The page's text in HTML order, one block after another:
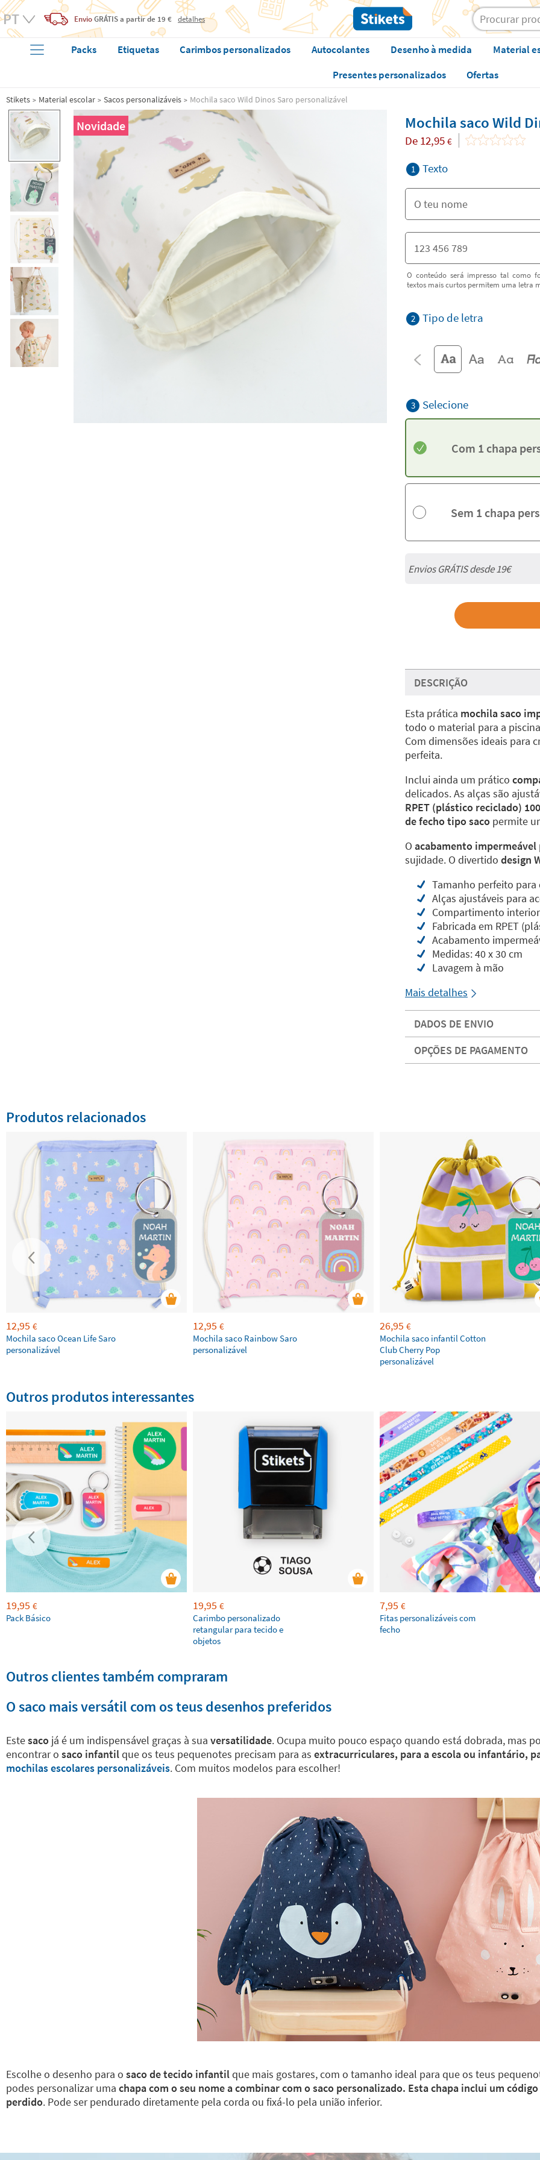
EnvioGRÁTISa partir de 19 € detalhes
Packs Etiquetas Carimbos personalizados Autocolantes Desenho à medida Material
Presentes personalizados
Ofertas
Stikets Material escolar Sacos personalizáveis Mochila saco Wild Dinos Saro personalizável
Novidade Mochila saco Wild
De 12,95 €
1 Texto
O conteúdo será impresso tal como
textos mais curtos permitem uma letra
2 Tipo de letra
3 Selecione
Com 1 chapa
Sem 1 chapa
Envios GRÁTIS desde 19€
DESCRIÇÃO
Esta prática mochila saco
todo o material para a
Com dimensões ideais para
perfeita.
Inclui ainda um prático
delicados. As alças são
RPET (plástico reciclado)
de fecho tipo saco permite
O acabamento impermeável
sujidade. O divertido design
Tamanho perfeito para
Alças ajustáveis para
Compartimento
Fabricada em RPET
Acabamento
Medidas: 40 x 30 cm
Lavagem à mão
Mais detalhes
DADOS DE ENVIO
OPÇÕES DE PAGAMENTO
Produtos relacionados
12,95 €
Mochila saco Ocean Life Saro
personalizável
12,95 €
Mochila saco Rainbow Saro
personalizável
26,95 €
Mochila saco infantil Cotton
Club Cherry Pop
personalizável
Outros produtos interessantes
19,95 €
Pack Básico
19,95 €
Carimbo personalizado
retangular para tecido e
objetos
7,95 €
Fitas personalizáveis com
fecho
Outros clientes também compraram
O saco mais versátil com os teus desenhos preferidos
Estesaco já é um indispensável graças à sua versatilidade. Ocupa muito pouco espaço quando está dobrada, mas
encontrar o saco infantilque os teus pequenotes precisam para as extracurriculares, para a escola ou infantário,
mochilas escolares personalizáveis. Com muitos modelos para escolher!
Escolhe o desenho para o saco de tecido infantilque mais gostares, com o tamanho ideal para que os teus
podes personalizar uma chapa com o seu nome a combinar com o saco personalizado. Esta chapa inclui um
perdido. Pode ser pendurado diretamente pela corda ou fixá-lo pela união inferior.